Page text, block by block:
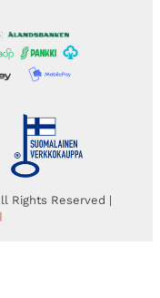
Rights Reserved |